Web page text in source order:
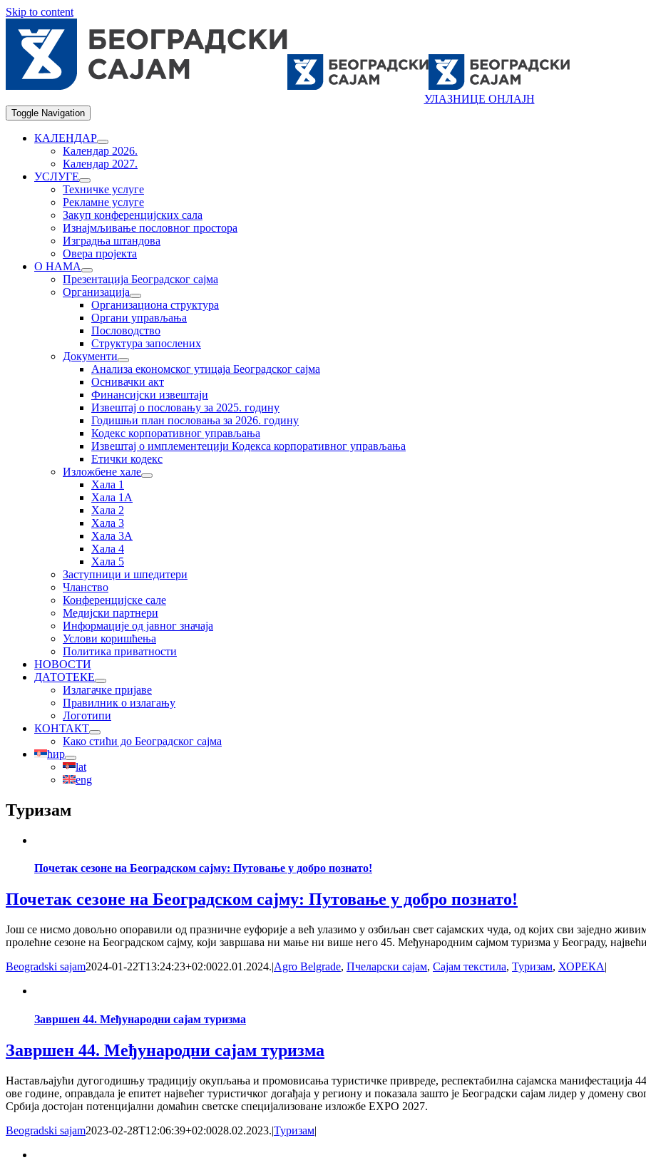
Skip to content
УЛАЗНИЦЕ ОНЛАЈН
Toggle Navigation
КАЛЕНДАР
Календар 2026.
Календар 2027.
УСЛУГЕ
Техничке услуге
Рекламне услуге
Закуп конференцијских сала
Изнајмљивање пословног простора
Изградња штандова
Овера пројекта
О НАМА
Презентација Београдског сајма
Организација
Организациона структура
Органи управљања
Пословодство
Структура запослених
Документи
Анализа економског утицаја Београдског сајма
Оснивачки акт
Финансијски извештаји
Извештај о пословању за 2025. годину
Годишњи план пословања за 2026. годину
Кодекс корпоративног управљања
Извештај о имплементецији Кодекса корпоративног управљања
Етички кодекс
Изложбене хале
Хала 1
Хала 1А
Хала 2
Хала 3
Хала 3А
Хала 4
Хала 5
Заступници и шпедитери
Чланство
Конференцијске сале
Медијски партнери
Информације од јавног значаја
Услови коришћења
Политика приватности
НОВОСТИ
ДАТОТЕКЕ
Излагачке пријаве
Правилник о излагању
Логотипи
КОНТАКТ
Како стићи до Београдског сајма
ћир
lat
eng
Туризам
Почетак сезоне на Београдском сајму: Путовање у добро познато!
Почетак сезоне на Београдском сајму: Путовање у добро познато!
Још се нисмо довољно опоравили од празничне еуфорије а већ улазимо у озбиљан свет сајамских чуда, од којих сви заједно
пролећне сезоне на Београдском сајму, који завршава ни мање ни више него 45. Међународним сајмом туризма у Београду,
Beogradski sajam2024-01-22T13:24:23+02:0022.01.2024.|Agro Belgrade, Пчеларски сајам, Сајам текстила, Туризам, ХОРЕКА|
Завршен 44. Међународни сајам туризма
Завршен 44. Међународни сајам туризма
Настављајући дугогодишњу традицију окупљања и промовисања туристичке привреде, респектабилна сајамска манифестација
ове године, оправдала је епитет највећег туристичког догађаја у региону и показала зашто је Београдски сајам лидер у домену
Србија достојан потенцијални домаћин светске специјализоване изложбе EXPO 2027.
Beogradski sajam2023-02-28T12:06:39+02:0028.02.2023.|Туризам|